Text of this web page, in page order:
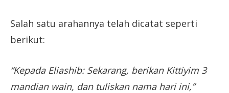
Salah satu arahannya telah dicatat seperti
berikut:
“Kepada Eliashib: Sekarang, berikan Kittiyim 3
mandian wain, dan tuliskan nama hari ini,”